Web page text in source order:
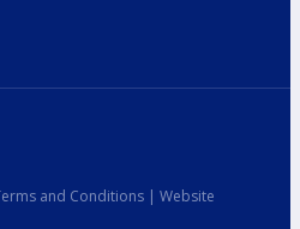
and Conditions | Website